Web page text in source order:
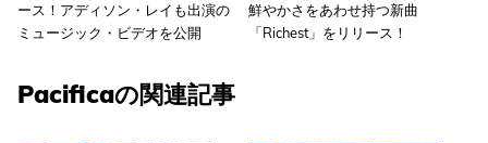
ース！アディソン・レイも出演の
ミュージック・ビデオを公開
鮮やかさをあわせ持つ新曲
「Richest」をリリース！
Pacificaの関連記事